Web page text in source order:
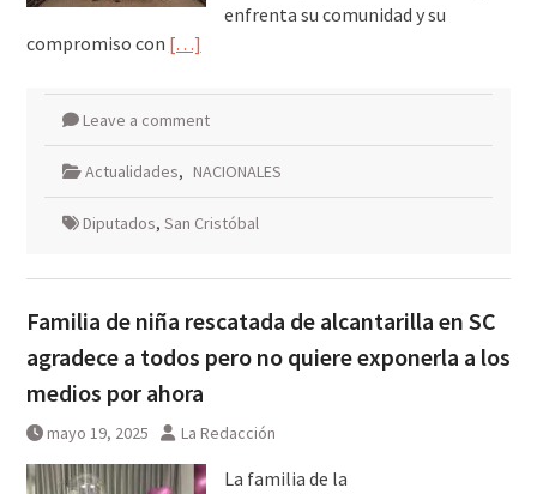
enfrenta su comunidad y su
compromiso con […]
Leave a comment
Actualidades, NACIONALES
Diputados, San Cristóbal
Familia de niña rescatada de alcantarilla en SC
agradece a todos pero no quiere exponerla a los
medios por ahora
mayo 19, 2025 La Redacción
La familia de la